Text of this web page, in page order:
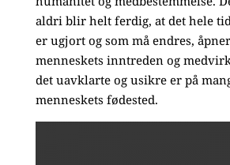
aldri blir helt ferdig, at det hele
er ugjort og som må endres,
menneskets inntreden og
det uavklarte og usikre er på
menneskets fødested.